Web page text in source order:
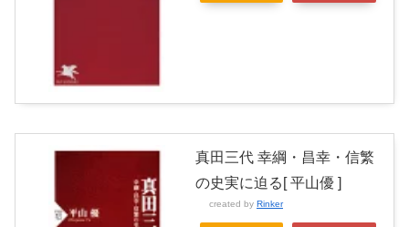
真田三代 幸綱・昌幸・信繁
の史実に迫る[ 平山優 ]
created by Rinker